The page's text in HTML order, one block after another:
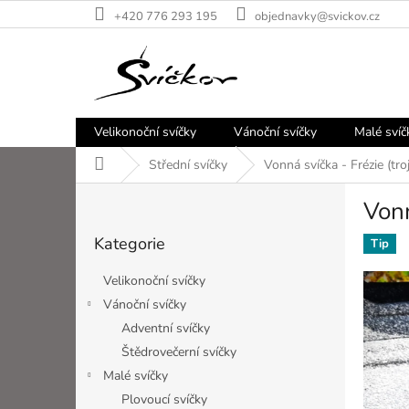
na
+420 776 293 195 objednavky@svickov.cz
Velikonoční svíčky Vánoční svíčky Malé
Domů Střední svíčky Vonná svíčka - Frézie
kategorie
Kategorie
Velikonoční svíčky
Vánoční svíčky
Adventní svíčky
Štědrovečerní svíčky
Malé svíčky
Plovoucí svíčky
Tip